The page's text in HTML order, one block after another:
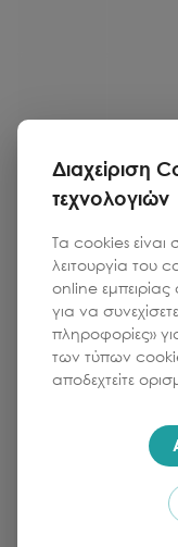
CM MAKRIS
Eye Chopstick Rest
Κωδικός:252-73-632
Τιμή
159.00€
Διαχείριση
τεχνολογιών
Τα cookies είναι
λειτουργία του
online
για να
πληροφορίες»
των τύπων
αποδεχτείτε